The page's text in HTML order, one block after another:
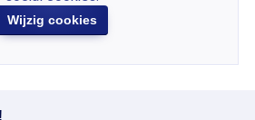
Wijzig cookies